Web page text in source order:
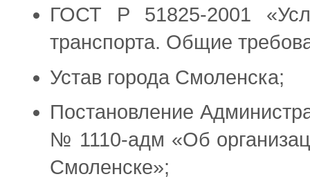
ГОСТ Р 51825-2001
транспорта. Общие
Устав города Смоленска;
Постановление
№ 1110-адм «Об
Смоленске»;